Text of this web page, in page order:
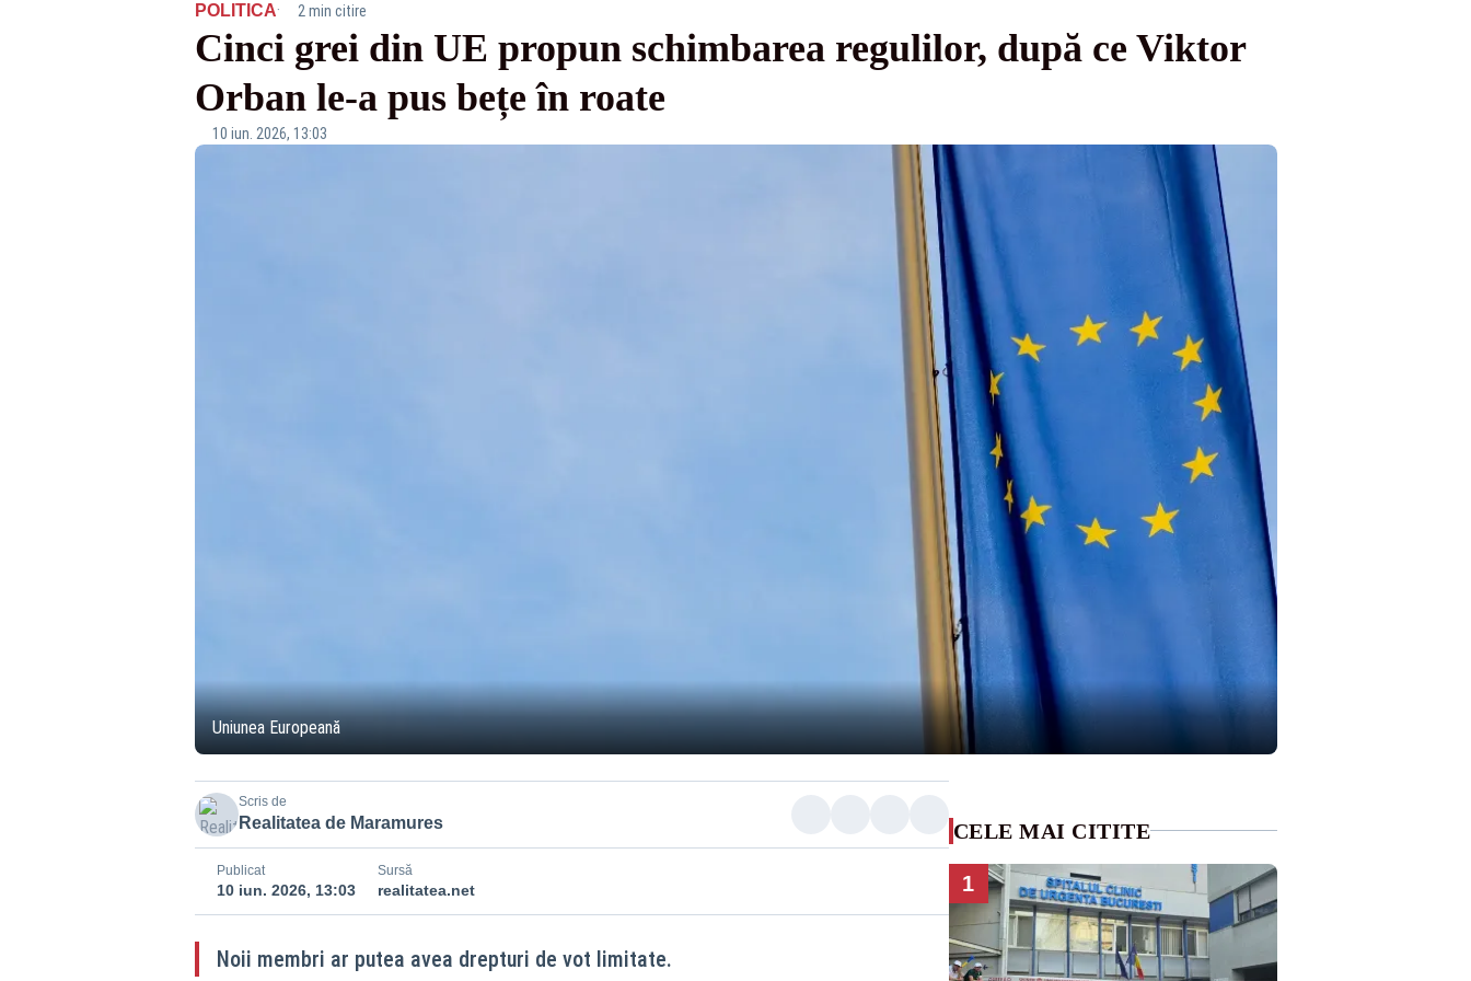
POLITICA· 2 min citire
Cinci grei din UE propun schimbarea regulilor, după ce Viktor
Orban le-a pus bețe în roate
10 iun. 2026, 13:03
Uniunea Europeană
Scris de
Realitatea de Maramures
Publicat
10 iun. 2026, 13:03
Sursă
realitatea.net
Noii membri ar putea avea drepturi de vot limitate.
CELE MAI CITITE
1